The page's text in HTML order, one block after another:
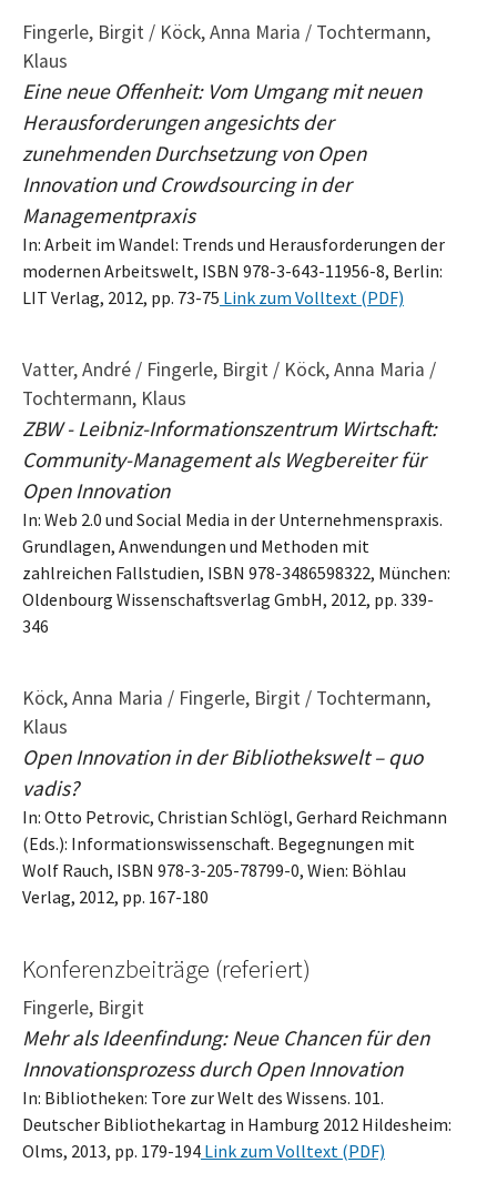
Fingerle, Birgit / Köck, Anna Maria / Tochtermann,
Klaus
Eine neue Offenheit: Vom Umgang mit neuen
Herausforderungen angesichts der
zunehmenden Durchsetzung von Open
Innovation und Crowdsourcing in der
Managementpraxis
In: Arbeit im Wandel: Trends und Herausforderungen der
modernen Arbeitswelt, ISBN 978-3-643-11956-8, Berlin:
LIT Verlag, 2012, pp. 73-75 Link zum Volltext (PDF)
Vatter, André / Fingerle, Birgit / Köck, Anna Maria /
Tochtermann, Klaus
ZBW - Leibniz-Informationszentrum Wirtschaft:
Community-Management als Wegbereiter für
Open Innovation
In: Web 2.0 und Social Media in der Unternehmenspraxis.
Grundlagen, Anwendungen und Methoden mit
zahlreichen Fallstudien, ISBN 978-3486598322, München:
Oldenbourg Wissenschaftsverlag GmbH, 2012, pp. 339-
346
Köck, Anna Maria / Fingerle, Birgit / Tochtermann,
Klaus
Open Innovation in der Bibliothekswelt – quo
vadis?
In: Otto Petrovic, Christian Schlögl, Gerhard Reichmann
(Eds.): Informationswissenschaft. Begegnungen mit
Wolf Rauch, ISBN 978-3-205-78799-0, Wien: Böhlau
Verlag, 2012, pp. 167-180
Konferenzbeiträge (referiert)
Fingerle, Birgit
Mehr als Ideenfindung: Neue Chancen für den
Innovationsprozess durch Open Innovation
In: Bibliotheken: Tore zur Welt des Wissens. 101.
Deutscher Bibliothekartag in Hamburg 2012 Hildesheim:
Olms, 2013, pp. 179-194 Link zum Volltext (PDF)